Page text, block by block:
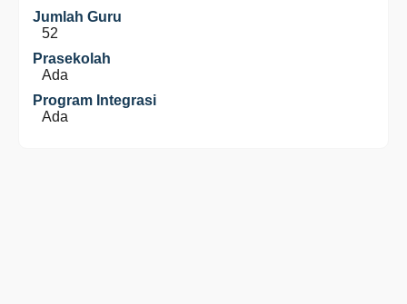
Jumlah Guru
52
Prasekolah
Ada
Program Integrasi
Ada